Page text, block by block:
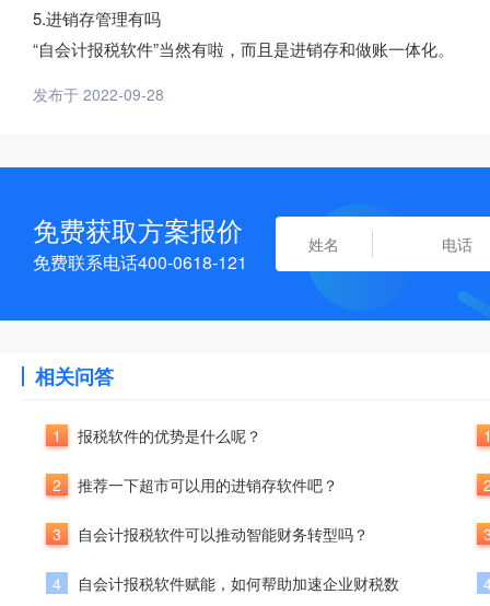
5.进销存管理有吗
“自会计报税软件”当然有啦，而且是进销存和做账一体化。
发布于 2022-09-28
免费获取方案报价
免费联系电话400-0618-121
相关问答
1 报税软件的优势是什么呢？
2 推荐一下超市可以用的进销存软件吧？
3 自会计报税软件可以推动智能财务转型吗？
4 自会计报税软件赋能，如何帮助加速企业财税数